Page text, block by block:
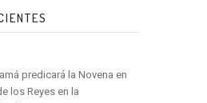
predicará la Novena en
los Reyes en la